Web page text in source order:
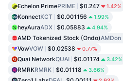
Echelon PrimePRIME $0.247 1.42%
KonnectKCT $0.001156 1.99%
heyAuraADX $0.05883 4.94%
AMD Tokenized Stock (Ondo)AMDon
VowVOW $0.02538 0.77%
Quai NetworkQUAI $0.01174 3.42%
RMRKRMRK $0.01118 3.66%